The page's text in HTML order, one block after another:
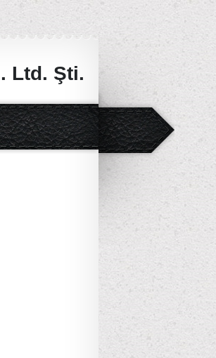
Ltd. Şti.